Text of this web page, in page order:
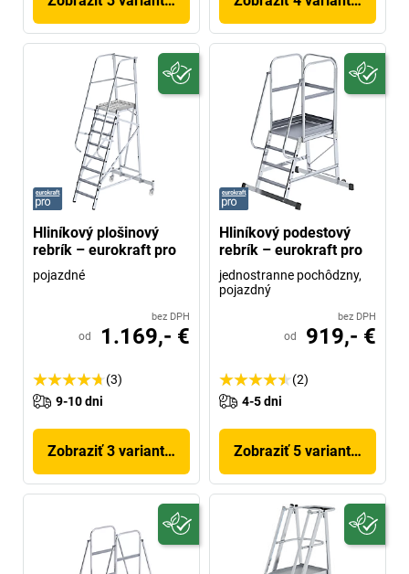
Hliníkový plošinový
rebrík – eurokraft pro
pojazdné
bez DPH
od 1.169,- €
(3)
9-10 dni
Zobraziť 3 variantov
Hliníkový podestový
rebrík – eurokraft pro
jednostranne pochôdzny,
pojazdný
bez DPH
od 919,- €
(2)
4-5 dni
Zobraziť 5 variantov